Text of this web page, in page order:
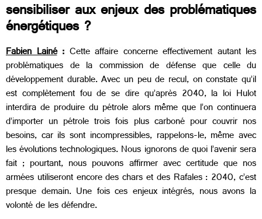
sensibiliser aux enjeux des problématiques
énergétiques ?
Fabien Lainé: Cette affaire concerne effectivement autant les
problématiques de la commission de défense que celle du
développement durable. Avec un peu de recul, on constate qu’il
est complètement fou de se dire qu’après 2040, la loi Hulot
interdira de produire du pétrole alors même que l’on continuera
d’importer un pétrole trois fois plus carboné pour couvrir nos
besoins, car ils sont incompressibles, rappelons-le, même avec
les évolutions technologiques. Nous ignorons de quoi l’avenir sera
fait ; pourtant, nous pouvons affirmer avec certitude que nos
armées utiliseront encore des chars et des Rafales : 2040, c’est
presque demain. Une fois ces enjeux intégrés, nous avons la
volonté de les défendre.